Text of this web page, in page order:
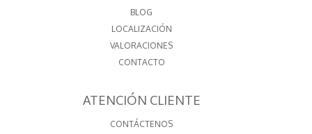
BLOG
LOCALIZACIÓN
VALORACIONES
CONTACTO
ATENCIÓN CLIENTE
CONTÁCTENOS